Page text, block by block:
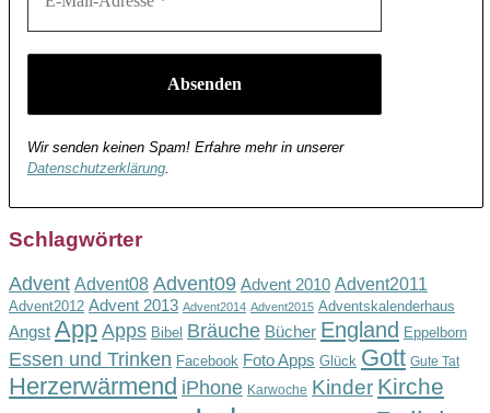
Wir senden keinen Spam! Erfahre mehr in unserer
Datenschutzerklärung
Schlagwörter
Advent Advent08 Advent09 Advent 2010 Advent2011
Advent2012 Advent 2013 Advent2014 Advent2015 Adventskalenderhaus
Angst App Apps Bibel Bräuche Bücher England Eppelborn
Essen und Trinken Facebook Foto Apps Glück Gott Gute Tat
Herzerwärmend iPhone Karwoche Kinder Kirche